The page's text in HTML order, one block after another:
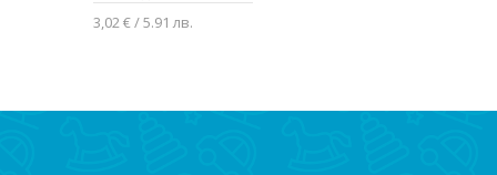
3,02 € / 5.91 лв.